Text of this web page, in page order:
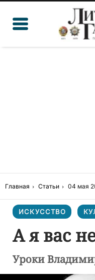
Главная Статьи 04 мая
ИСКУССТВО
А я вас
Уроки